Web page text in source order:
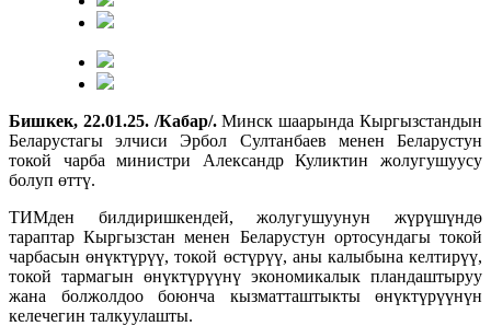
Бишкек, 22.01.25. /Кабар/.Минск шаарында Кыргызстандын
Беларустагы элчиси Эрбол Султанбаев менен Беларустун
токой чарба министри Александр Куликтин жолугушуусу
болуп өттү.
ТИМден билдиришкендей, жолугушуунун жүрүшүндө
тараптар Кыргызстан менен Беларустун ортосундагы токой
чарбасын өнүктүрүү, токой өстүрүү, аны калыбына келтирүү,
токой тармагын өнүктүрүүнү экономикалык пландаштыруу
жана болжолдоо боюнча кызматташтыкты өнүктүрүүнүн
келечегин талкуулашты.